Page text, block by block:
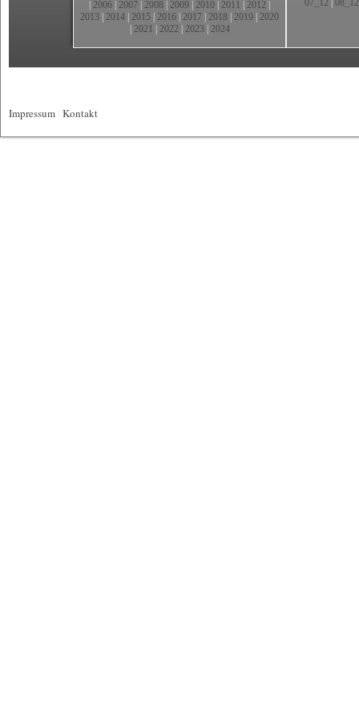
2006 2007 2008 2009 2010 2011 2012
2013 2014 2015 2016 2017 2018 2019 2020
2021 2022 2023| 2024
07_12
08_12
Impressum Kontakt